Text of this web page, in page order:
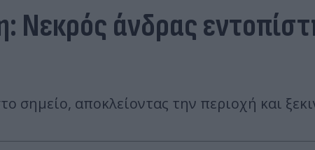
άνδρας
σημείο, αποκλείοντας την περιοχή και